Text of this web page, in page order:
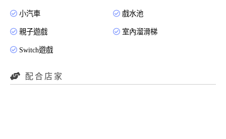
小汽車 戲水池
親子遊戲 室內溜滑梯
Switch遊戲
配合店家